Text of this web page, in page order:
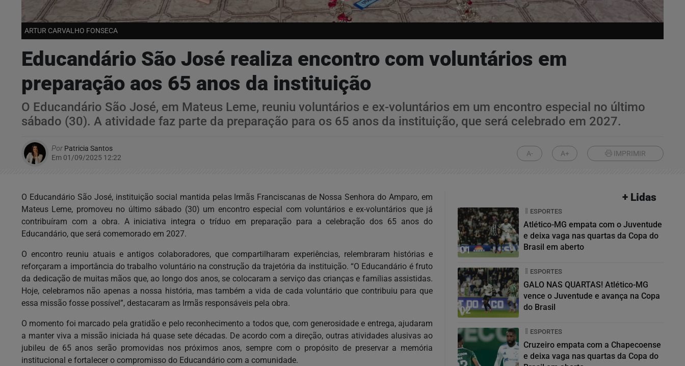
ARTUR CARVALHO FONSECA
Educandário São José realiza encontro com voluntários em
preparação aos 65 anos da instituição
O Educandário São José, em Mateus Leme, reuniu voluntários e ex-voluntários em um encontro especial no último
sábado (30). A atividade faz parte da preparação para os 65 anos da instituição, que será celebrado em 2027.
Por Patricia Santos
Em 01/09/2025 12:22
A- A+ IMPRIMIR
O Educandário São José, instituição social mantida pelas Irmãs Franciscanas de Nossa Senhora do Amparo, em
Mateus Leme, promoveu no último sábado (30) um encontro especial com voluntários e ex-voluntários que já
contribuíram com a obra. A iniciativa integra o tríduo em preparação para a celebração dos 65 anos do
Educandário, que será comemorado em 2027.
O encontro reuniu atuais e antigos colaboradores, que compartilharam experiências, relembraram histórias e
reforçaram a importância do trabalho voluntário na construção da trajetória da instituição. “O Educandário é fruto
da dedicação de muitas mãos que, ao longo dos anos, se colocaram a serviço das crianças e famílias assistidas.
Hoje, celebramos não apenas a nossa história, mas também a vida de cada voluntário que contribuiu para que
essa missão fosse possível”, destacaram as Irmãs responsáveis pela obra.
O momento foi marcado pela gratidão e pelo reconhecimento a todos que, com generosidade e entrega, ajudaram
a manter viva a missão iniciada há quase sete décadas. De acordo com a direção, outras atividades alusivas ao
jubileu de 65 anos serão promovidas nos próximos anos, sempre com o propósito de preservar a memória
institucional e fortalecer o compromisso do Educandário com a comunidade.
+ Lidas
01
ESPORTES
Atlético-MG empata com o Juventude
e deixa vaga nas quartas da Copa do
Brasil em aberto
02
ESPORTES
GALO NAS QUARTAS! Atlético-MG
vence o Juventude e avança na Copa
do Brasil
ESPORTES
Cruzeiro empata com a Chapecoense
e deixa vaga nas quartas da Copa do